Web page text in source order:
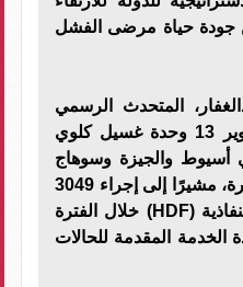
جودة حياة مرضى الفشل
المتحدث الرسمي
للوزارة، أنه تم افتتاح وتطوير 13 وحدة غسيل كلوي
هي أسيوط والجيزة وسوهاج
وكفر الشيخ والغربية والبحيرة، مشيرًا إلى إجراء 3049
جلسة غسيل كلوي فائق النفاذية (HDF) خلال الفترة
الخدمة المقدمة للحالات